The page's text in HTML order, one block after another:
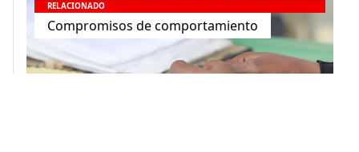
RELACIONADO
Compromisos de comportamiento